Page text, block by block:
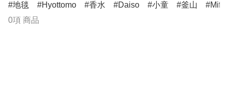
地毯 Hyottomo 香水 Daiso 小童 釜山
0項 商品